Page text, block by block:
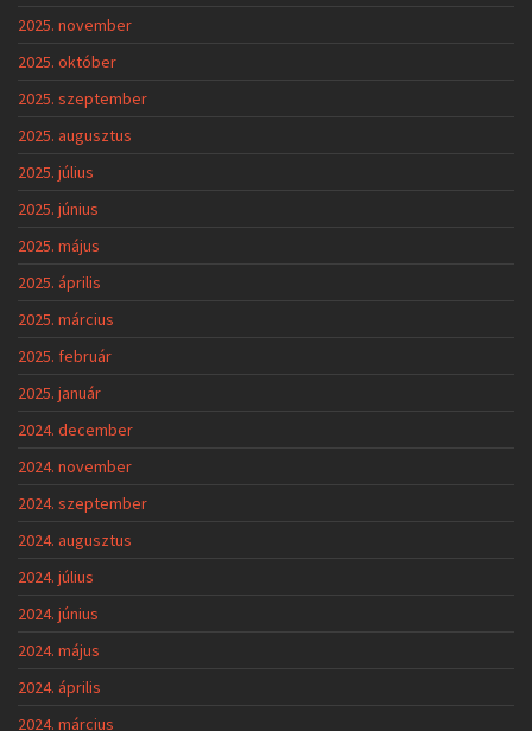
2025. november
2025. október
2025. szeptember
2025. augusztus
2025. július
2025. június
2025. május
2025. április
2025. március
2025. február
2025. január
2024. december
2024. november
2024. szeptember
2024. augusztus
2024. július
2024. június
2024. május
2024. április
2024. március